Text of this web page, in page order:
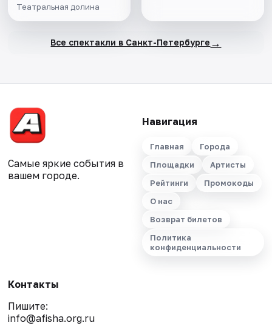
Театральная долина
Все спектакли в Санкт-Петербурге →
Самые яркие события в
вашем городе.
Навигация
Главная
Города
Площадки
Артисты
Рейтинги
Промокоды
О нас
Возврат билетов
Политика
конфиденциальности
Контакты
Пишите:
info@afisha.org.ru